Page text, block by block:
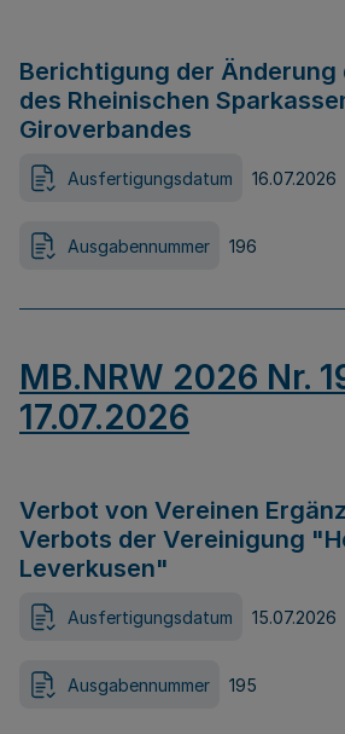
Berichtigung der Änderung
des Rheinischen
Giroverbandes
Ausfertigungsdatum 16.07.2026
Ausgabennummer 196
MB.NRW 2026 Nr.
17.07.2026
Verbot von Vereinen
Verbots der Vereinigung
Leverkusen"
Ausfertigungsdatum 15.07.2026
Ausgabennummer 195